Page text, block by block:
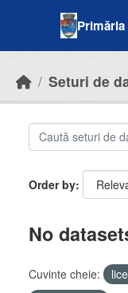
Seturi de
Order by
No
Cuvinte cheie: